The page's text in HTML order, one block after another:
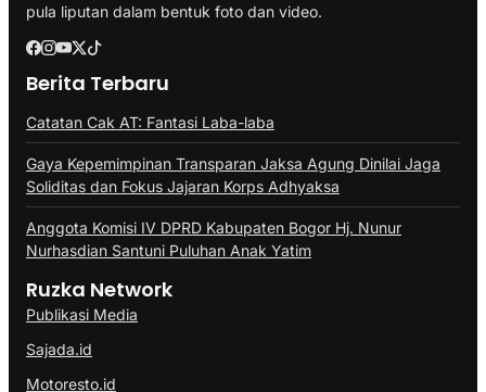
pula liputan dalam bentuk foto dan video.
Berita Terbaru
Catatan Cak AT: Fantasi Laba-laba
Gaya Kepemimpinan Transparan Jaksa Agung Dinilai Jaga
Soliditas dan Fokus Jajaran Korps Adhyaksa
Anggota Komisi IV DPRD Kabupaten Bogor Hj. Nunur
Nurhasdian Santuni Puluhan Anak Yatim
Ruzka Network
Publikasi Media
Sajada.id
Motoresto.id